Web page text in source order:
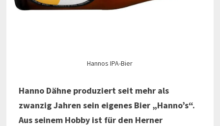
Hannos IPA-Bier
Hanno Dähne produziert seit mehr als
zwanzig Jahren sein eigenes Bier „Hanno’s“.
Aus seinem Hobby ist für den Herner